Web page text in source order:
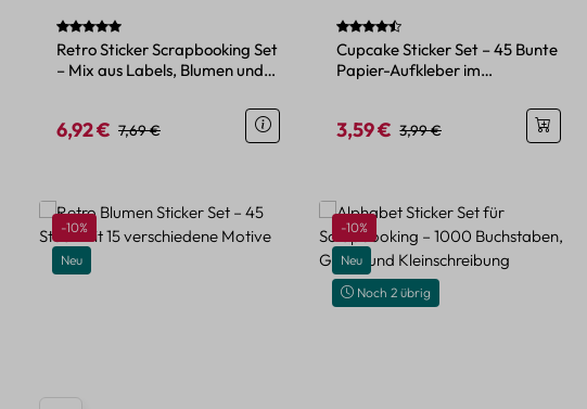
Durchschnittliche Bewertung von 5 von 5 Sternen
Retro Sticker Scrapbooking Set
– Mix aus Labels, Blumen und
Verkaufspreis:
6,92 € Regulärer Preis:
7,69 €
Durchschnittliche Bewertung von
Cupcake Sticker Set – 45 Bunte
Papier-Aufkleber im
Verkaufspreis:
3,59 € Regulärer Preis:
3,99 €
Produktgalerie überspringen
Rabatt
-10%
Neu
Rabatt
-10%
Neu
Noch 2 übrig